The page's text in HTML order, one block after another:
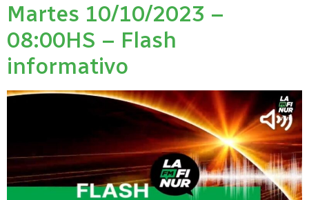
Martes 10/10/2023 –
08:00HS – Flash
informativo